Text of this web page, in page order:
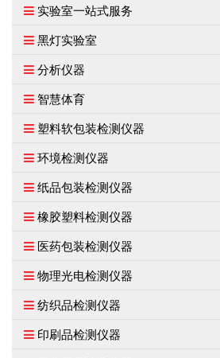
实验室一站式服务
黑灯实验室
分析仪器
智慧体育
塑料软包装检测仪器
环境检测仪器
纸品包装检测仪器
橡胶塑料检测仪器
医药包装检测仪器
物理光电检测仪器
纺织品检测仪器
印刷品检测仪器